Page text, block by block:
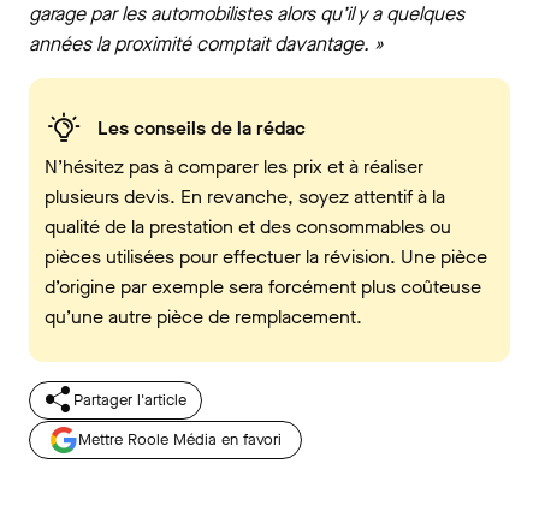
garage par les automobilistes alors qu’il y a quelques
années la proximité comptait davantage. »
Les conseils de la rédac
N’hésitez pas à comparer les prix et à réaliser
plusieurs devis. En revanche, soyez attentif à la
qualité de la prestation et des consommables ou
pièces utilisées pour effectuer la révision. Une pièce
d’origine par exemple sera forcément plus coûteuse
qu’une autre pièce de remplacement.
Partager l'article
Mettre Roole Média en favori